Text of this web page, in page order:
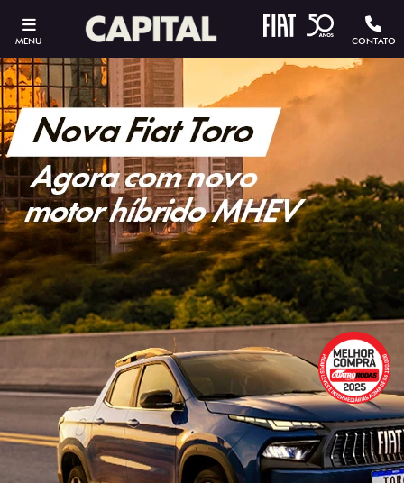
MENU CONTATO